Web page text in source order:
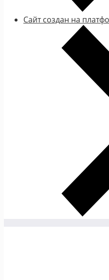
Сайт создан на